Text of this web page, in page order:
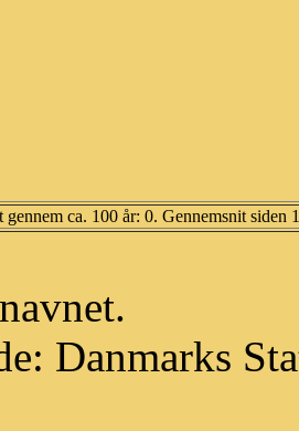
gennem ca. 100 år: 0. Gennemsnit siden
Danmarks